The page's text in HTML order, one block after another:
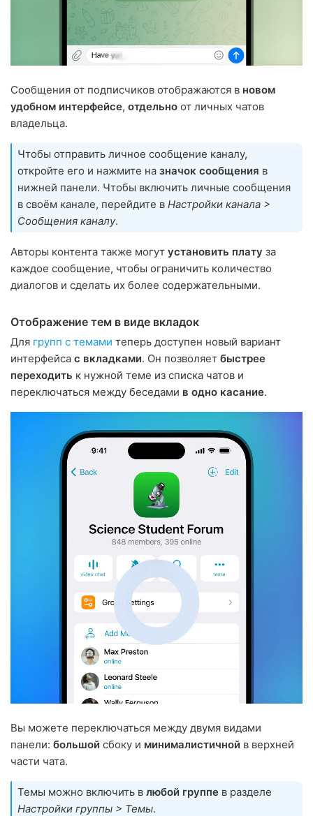
Сообщения от подписчиков отображаются в новом
удобном интерфейсе, отдельно от личных чатов
владельца.
Чтобы отправить личное сообщение каналу,
откройте его и нажмите на значок сообщения в
нижней панели. Чтобы включить личные сообщения
в своём канале, перейдите в Настройки канала >
Сообщения каналу.
Авторы контента также могут установить плату за
каждое сообщение, чтобы ограничить количество
диалогов и сделать их более содержательными.
Отображение тем в виде вкладок
Для групп с темами теперь доступен новый вариант
интерфейса с вкладками. Он позволяет быстрее
переходить к нужной теме из списка чатов и
переключаться между беседами в одно касание.
Вы можете переключаться между двумя видами
панели: большой сбоку и минималистичной в верхней
части чата.
Темы можно включить в любой группе в разделе
Настройки группы > Темы.